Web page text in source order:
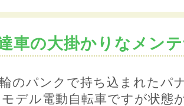
車の大掛かりなメン
のパンクで持ち込まれたパ
デル電動自転車ですが状態